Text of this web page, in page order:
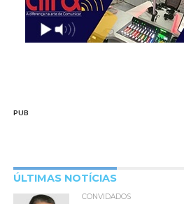
PUB
ÚLTIMAS NOTÍCIAS
CONVIDADOS